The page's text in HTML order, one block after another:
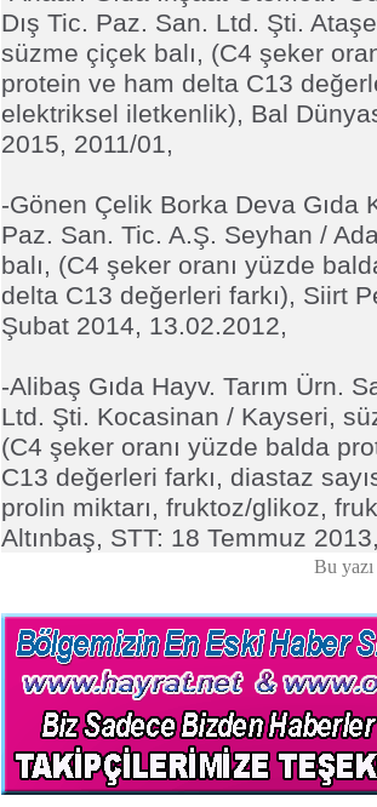
Dış Tic. Paz. San. Ltd. Şti.
süzme çiçek balı, (C4 şeker
protein ve ham delta C13
elektriksel iletkenlik), Bal
2015, 2011/01,
-Gönen Çelik Borka Deva Gıda
Paz. San. Tic. A.Ş. Seyhan /
balı, (C4 şeker oranı yüzde
delta C13 değerleri farkı), Siirt
Şubat 2014, 13.02.2012,
-Alibaş Gıda Hayv. Tarım Ürn.
Ltd. Şti. Kocasinan / Kayseri,
(C4 şeker oranı yüzde balda
C13 değerleri farkı, diastaz
prolin miktarı, fruktoz/glikoz,
Altınbaş, STT: 18 Temmuz
Bu